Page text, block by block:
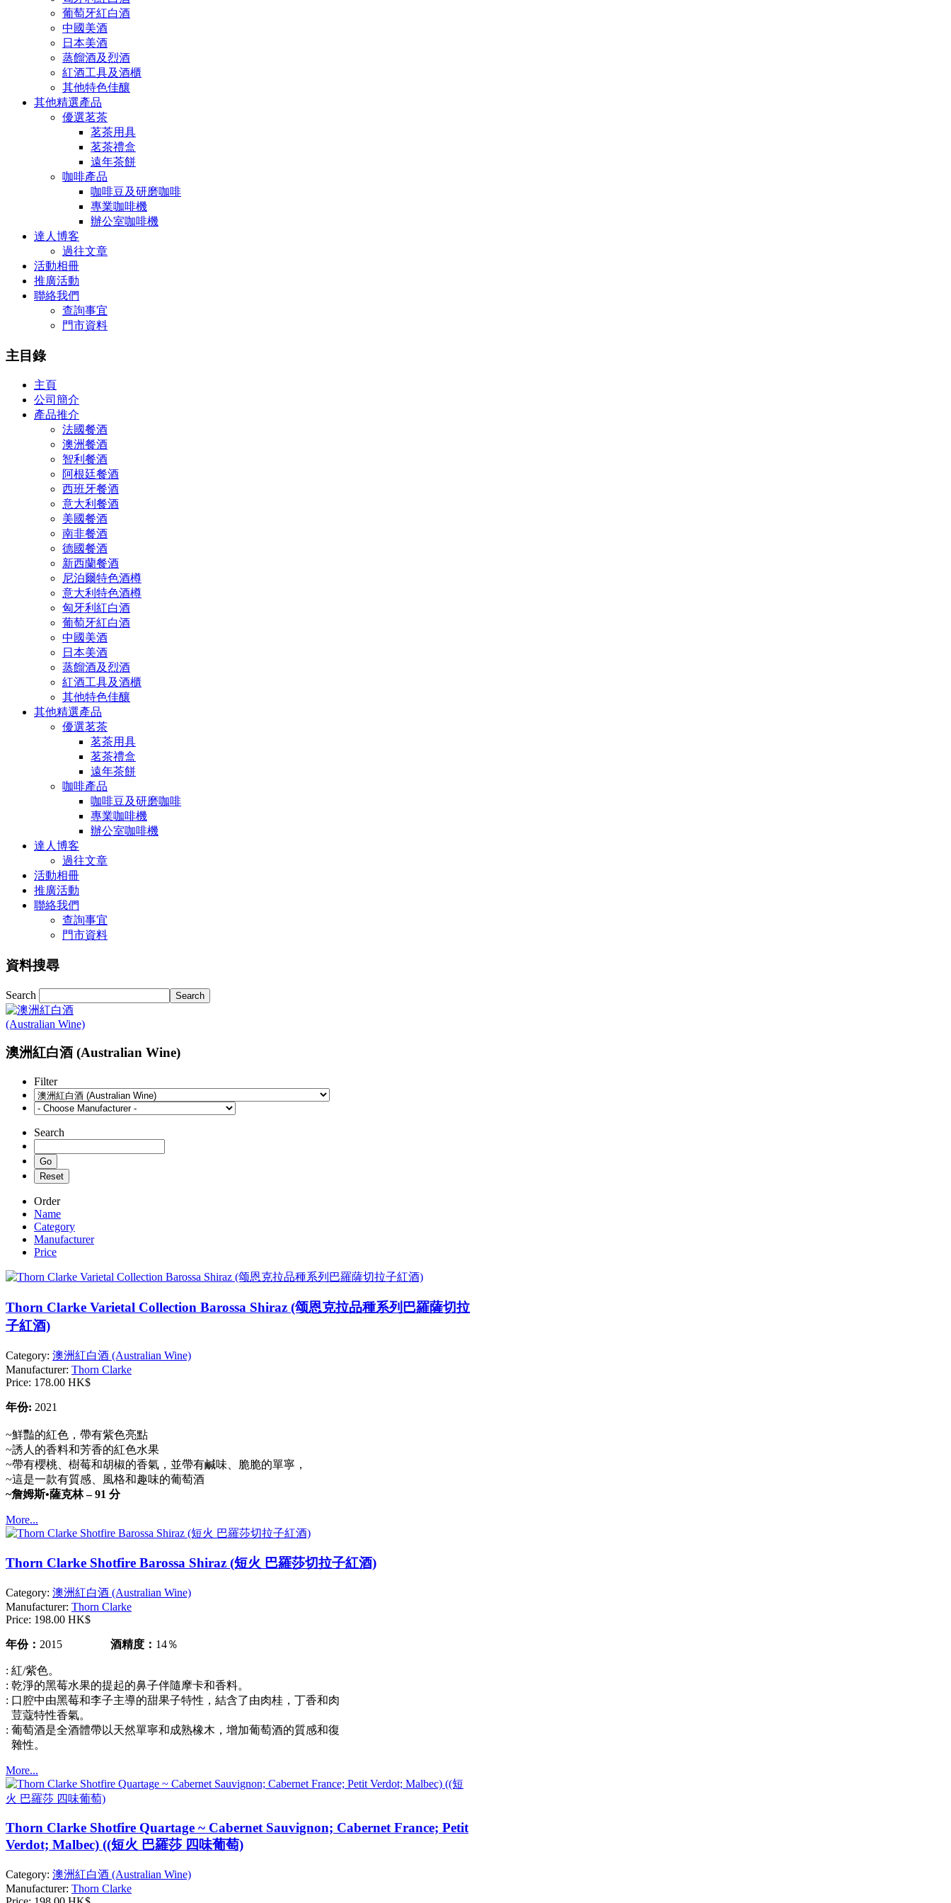
葡萄牙紅白酒
中國美酒
日本美酒
蒸餾酒及烈酒
紅酒工具及酒櫃
其他特色佳釀
其他精選產品
優選茗茶
茗茶用具
茗茶禮盒
遠年茶餅
咖啡產品
咖啡豆及研磨咖啡
專業咖啡機
辦公室咖啡機
達人博客
過往文章
活動相冊
推廣活動
聯絡我們
查詢事宜
門市資料
主目錄
主頁
公司簡介
產品推介
法國餐酒
澳洲餐酒
智利餐酒
阿根廷餐酒
西班牙餐酒
意大利餐酒
美國餐酒
南非餐酒
德國餐酒
新西蘭餐酒
尼泊爾特色酒樽
意大利特色酒樽
匈牙利紅白酒
葡萄牙紅白酒
中國美酒
日本美酒
蒸餾酒及烈酒
紅酒工具及酒櫃
其他特色佳釀
其他精選產品
優選茗茶
茗茶用具
茗茶禮盒
遠年茶餅
咖啡產品
咖啡豆及研磨咖啡
專業咖啡機
辦公室咖啡機
達人博客
過往文章
活動相冊
推廣活動
聯絡我們
查詢事宜
門市資料
資料搜尋
Search
澳洲紅白酒 (Australian Wine)
Filter
Search
Order
Name
Category
Manufacturer
Price
Thorn Clarke Varietal Collection Barossa Shiraz (颂恩克拉品種系列巴羅薩切拉
子紅酒)
Category: 澳洲紅白酒 (Australian Wine)
Manufacturer: Thorn Clarke
Price: 178.00 HK$
年份: 2021
~鮮豔的紅色，帶有紫色亮點
~誘人的香料和芳香的紅色水果
~帶有櫻桃、樹莓和胡椒的香氣，並帶有鹹味、脆脆的單寧，
~這是一款有質感、風格和趣味的葡萄酒
~詹姆斯•薩克林 – 91 分
More...
Thorn Clarke Shotfire Barossa Shiraz (短火 巴羅莎切拉子紅酒)
Category: 澳洲紅白酒 (Australian Wine)
Manufacturer: Thorn Clarke
Price: 198.00 HK$
年份： 2015 酒精度： 14％
: 紅/紫色。
: 乾淨的黑莓水果的提起的鼻子伴隨摩卡和香料。
: 口腔中由黑莓和李子主導的甜果子特性，結含了由肉桂，丁香和肉
荳蔻特性香氣。
: 葡萄酒是全酒體帶以天然單寧和成熟橡木，增加葡萄酒的質感和復
雜性。
More...
Thorn Clarke Shotfire Quartage ~ Cabernet Sauvignon; Cabernet France; Petit
Verdot; Malbec) ((短火 巴羅莎 四味葡萄)
Category: 澳洲紅白酒 (Australian Wine)
Manufacturer: Thorn Clarke